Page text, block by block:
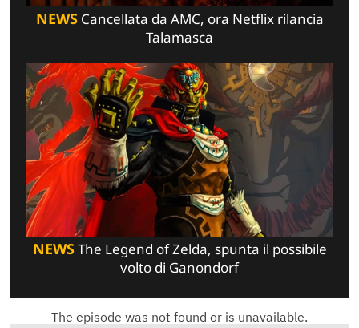
NEWSCancellata da AMC, ora Netflix rilancia
Talamasca
NEWSThe Legend of Zelda, spunta il possibile
volto di Ganondorf